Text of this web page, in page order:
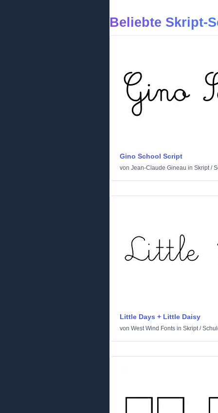
Beliebte Skript-
Gino School Script
von Jean-Claude Gineau in Skript/
Little Days + Little Daisy
von West Wind Fonts in Skript/